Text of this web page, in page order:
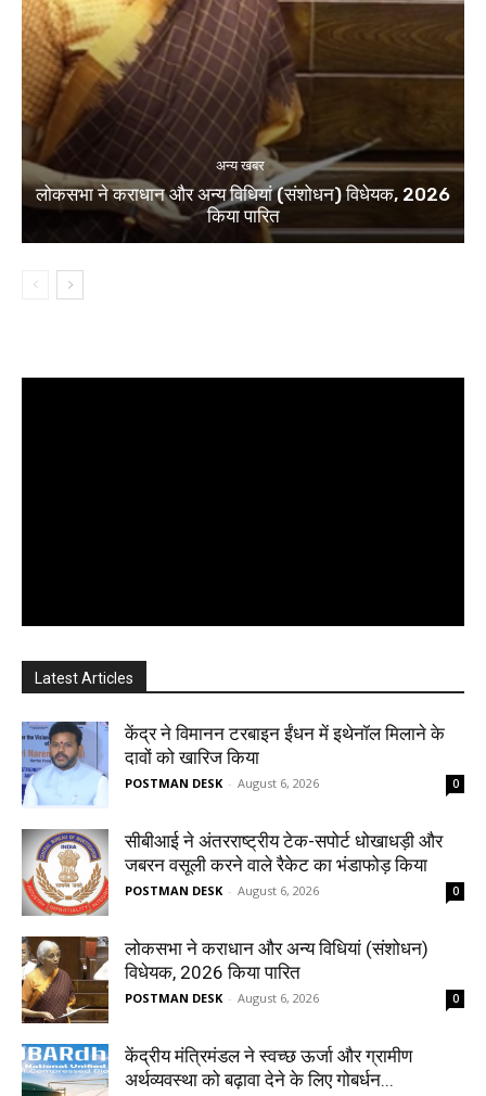
अन्य खबर
लोकसभा ने कराधान और अन्य विधियां (संशोधन) विधेयक, 2026
किया पारित
Latest Articles
केंद्र ने विमानन टरबाइन ईंधन में इथेनॉल मिलाने के
दावों को खारिज किया
POSTMAN DESK - August 6, 2026 0
सीबीआई ने अंतरराष्ट्रीय टेक-सपोर्ट धोखाधड़ी और
जबरन वसूली करने वाले रैकेट का भंडाफोड़ किया
POSTMAN DESK - August 6, 2026 0
लोकसभा ने कराधान और अन्य विधियां (संशोधन)
विधेयक, 2026 किया पारित
POSTMAN DESK - August 6, 2026 0
केंद्रीय मंत्रिमंडल ने स्वच्छ ऊर्जा और ग्रामीण
अर्थव्यवस्था को बढ़ावा देने के लिए गोबर्धन...